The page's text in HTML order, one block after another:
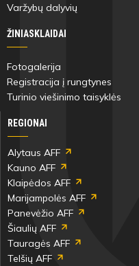
Varžybų dalyvių
ŽINIASKLAIDAI
Fotogalerija
Registracija į rungtynes
Turinio viešinimo taisyklės
REGIONAI
Alytaus AFF
Kauno AFF
Klaipėdos AFF
Marijampolės AFF
Panevėžio AFF
Šiaulių AFF
Tauragės AFF
Telšių AFF